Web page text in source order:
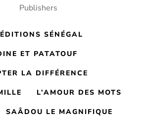
SÉNÉGAL
ET PATATOUF
LA DIFFÉRENCE
L’AMOUR DES MOTS
SAÂDOU LE MAGNIFIQUE